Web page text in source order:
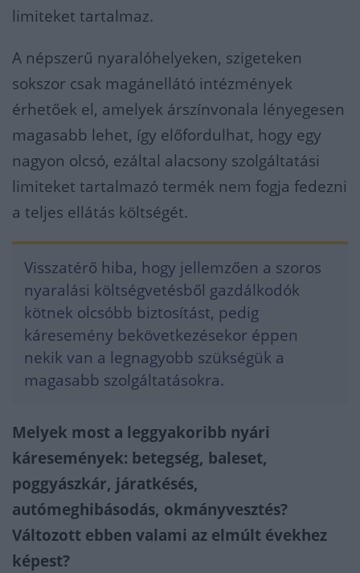
limiteket tartalmaz.
A népszerű nyaralóhelyeken, szigeteken
sokszor csak magánellátó intézmények
érhetőek el, amelyek árszínvonala lényegesen
magasabb lehet, így előfordulhat, hogy egy
nagyon olcsó, ezáltal alacsony szolgáltatási
limiteket tartalmazó termék nem fogja fedezni
a teljes ellátás költségét.
Visszatérő hiba, hogy jellemzően a szoros
nyaralási költségvetésből gazdálkodók
kötnek olcsóbb biztosítást, pedig
káresemény bekövetkezésekor éppen
nekik van a legnagyobb szükségük a
magasabb szolgáltatásokra.
Melyek most a leggyakoribb nyári
káresemények: betegség, baleset,
poggyászkár, járatkésés,
autómeghibásodás, okmányvesztés?
Változott ebben valami az elmúlt évekhez
képest?